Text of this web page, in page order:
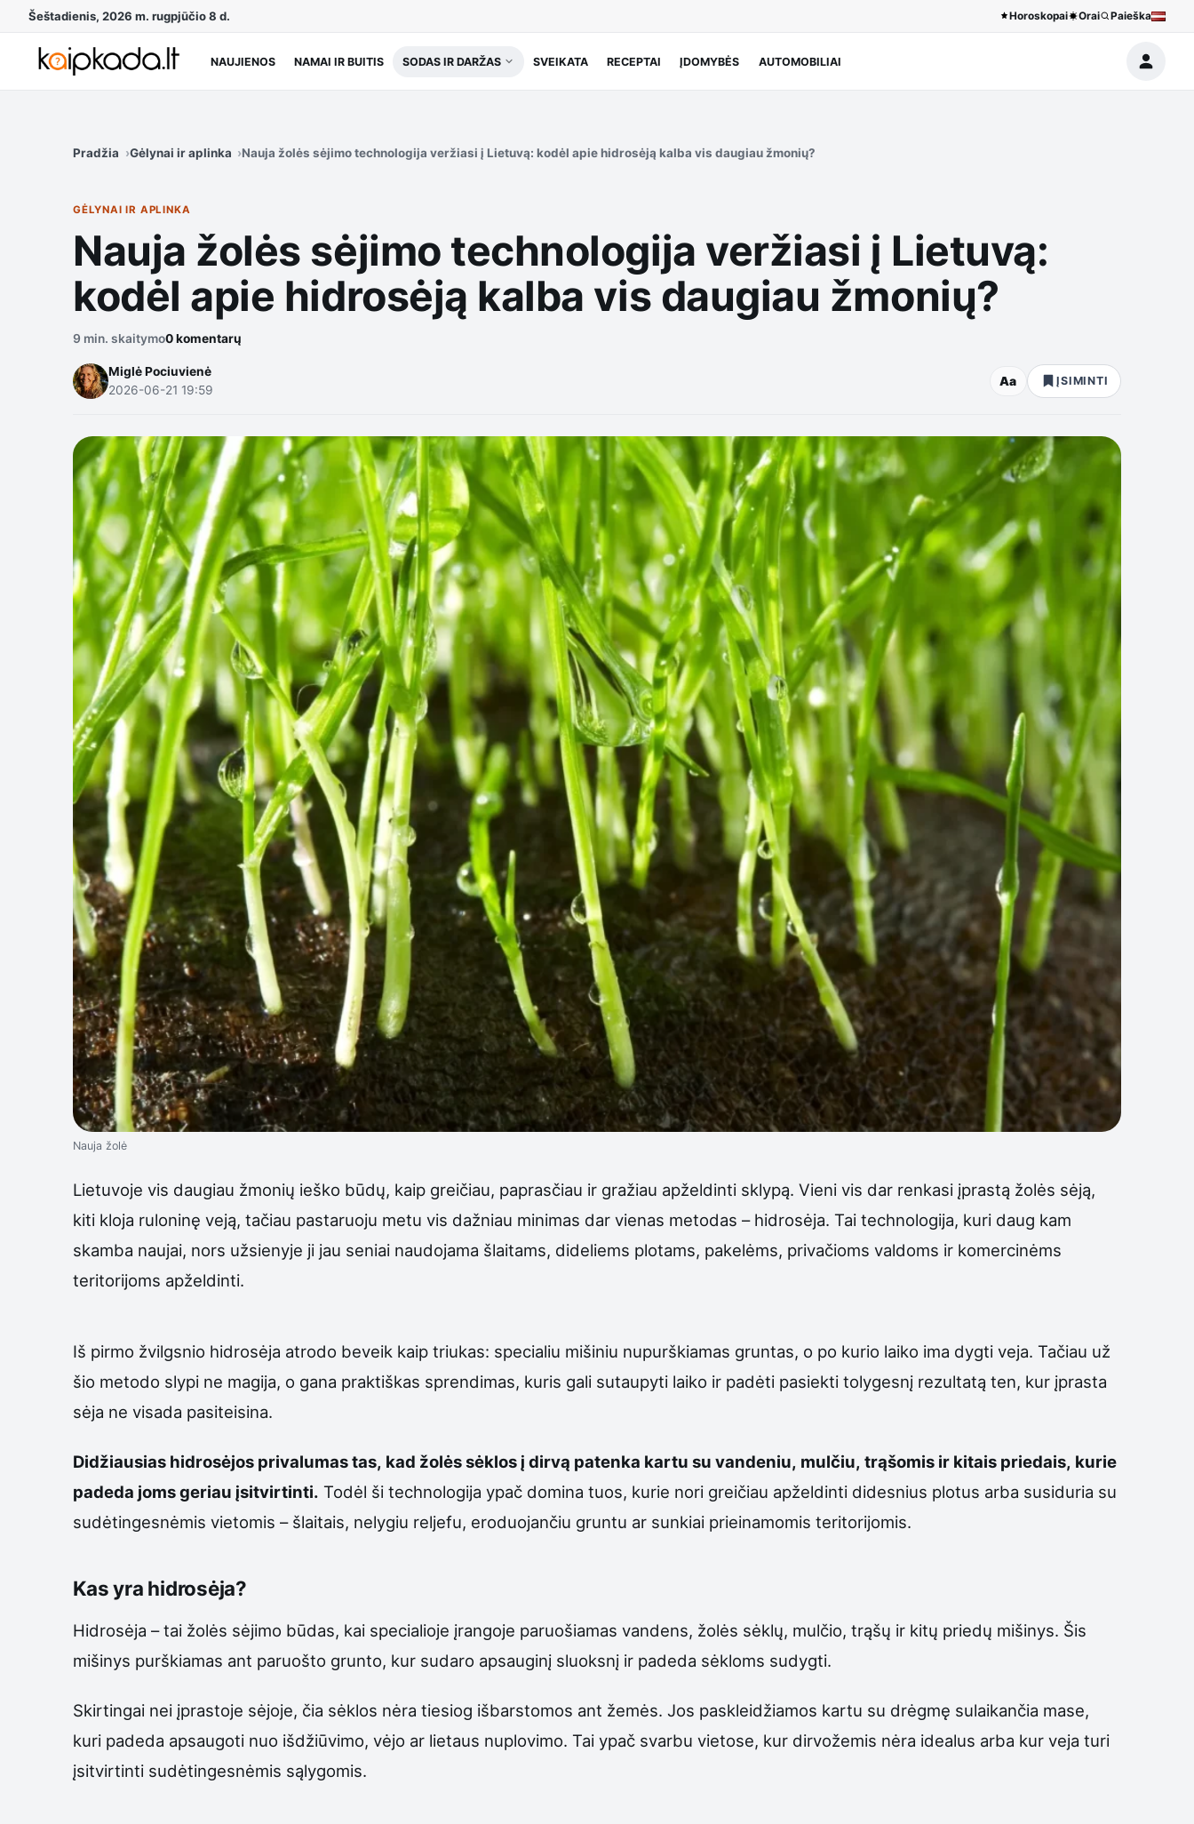
Šeštadienis, 2026 m. rugpjūčio 8 d. Horoskopai Orai Paieška
NAUJIENOS NAMAI IR BUITIS SODAS IR DARŽAS SVEIKATA RECEPTAI ĮDOMYBĖS AUTOMOBILIAI
Pradžia Gėlynai ir aplinka Nauja žolės sėjimo technologija veržiasi į Lietuvą: kodėl apie hidrosėją kalba vis daugiau žmonių?
GĖLYNAI IR APLINKA
Nauja žolės sėjimo technologija veržiasi į Lietuvą:
kodėl apie hidrosėją kalba vis daugiau žmonių?
9 min. skaitymo0 komentarų
Miglė Pociuvienė
2026-06-21 19:59
Aa ĮSIMINTI
Nauja žolė
Lietuvoje vis daugiau žmonių ieško būdų, kaip greičiau, paprasčiau ir gražiau apželdinti sklypą. Vieni vis dar renkasi įprastą žolės sėją,
kiti kloja ruloninę veją, tačiau pastaruoju metu vis dažniau minimas dar vienas metodas – hidrosėja. Tai technologija, kuri daug kam
skamba naujai, nors užsienyje ji jau seniai naudojama šlaitams, dideliems plotams, pakelėms, privačioms valdoms ir komercinėms
teritorijoms apželdinti.
Iš pirmo žvilgsnio hidrosėja atrodo beveik kaip triukas: specialiu mišiniu nupurškiamas gruntas, o po kurio laiko ima dygti veja. Tačiau už
šio metodo slypi ne magija, o gana praktiškas sprendimas, kuris gali sutaupyti laiko ir padėti pasiekti tolygesnį rezultatą ten, kur įprasta
sėja ne visada pasiteisina.
Didžiausias hidrosėjos privalumas tas, kad žolės sėklos į dirvą patenka kartu su vandeniu, mulčiu, trąšomis ir kitais priedais, kurie
padeda joms geriau įsitvirtinti. Todėl ši technologija ypač domina tuos, kurie nori greičiau apželdinti didesnius plotus arba susiduria su
sudėtingesnėmis vietomis – šlaitais, nelygiu reljefu, eroduojančiu gruntu ar sunkiai prieinamomis teritorijomis.
Kas yra hidrosėja?
Hidrosėja – tai žolės sėjimo būdas, kai specialioje įrangoje paruošiamas vandens, žolės sėklų, mulčio, trąšų ir kitų priedų mišinys. Šis
mišinys purškiamas ant paruošto grunto, kur sudaro apsauginį sluoksnį ir padeda sėkloms sudygti.
Skirtingai nei įprastoje sėjoje, čia sėklos nėra tiesiog išbarstomos ant žemės. Jos paskleidžiamos kartu su drėgmę sulaikančia mase,
kuri padeda apsaugoti nuo išdžiūvimo, vėjo ar lietaus nuplovimo. Tai ypač svarbu vietose, kur dirvožemis nėra idealus arba kur veja turi
įsitvirtinti sudėtingesnėmis sąlygomis.